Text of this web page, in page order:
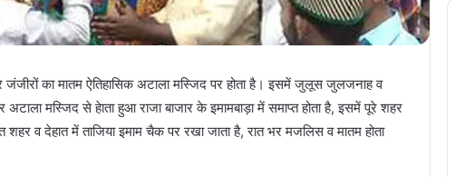
जंजीरों का मातम ऐतिहासिक अटाला मस्जिद पर होता है। इसमें जुलूस जुलजनाह व
मस्जिद से हेाता हुआ राजा बाजार के इमामबाड़ा में समाप्त होता है, इसमें पूरे शहर
शहर व देहात में ताजिया इमाम चैक पर रखा जाता है, रात भर मजलिस व मातम होता